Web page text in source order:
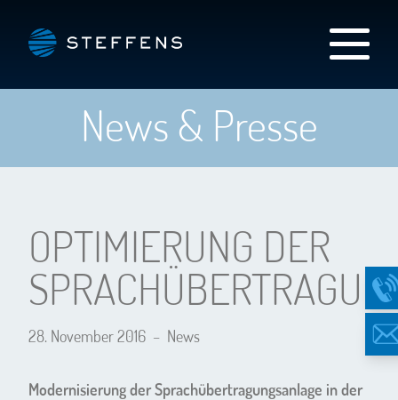
News & Presse
OPTIMIERUNG DER
28. November 2016 – News
Modernisierung der Sprachübertragungsanlage in der